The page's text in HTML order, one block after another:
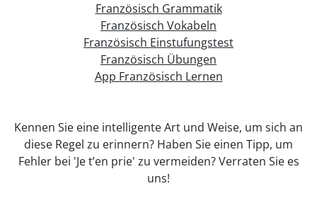
Französisch Grammatik
Französisch Vokabeln
Französisch Einstufungstest
Französisch Übungen
App Französisch Lernen
Kennen Sie eine intelligente Art und Weise, um sich an
diese Regel zu erinnern? Haben Sie einen Tipp, um
Fehler bei 'Je t’en prie' zu vermeiden? Verraten Sie es
uns!